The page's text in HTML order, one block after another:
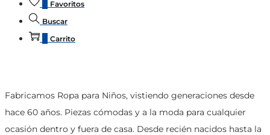
Favoritos
Buscar
Carrito
Fabricamos Ropa para Niños, vistiendo generaciones desde
hace 60 años. Piezas cómodas y a la moda para cualquier
ocasión dentro y fuera de casa. Desde recién nacidos hasta la